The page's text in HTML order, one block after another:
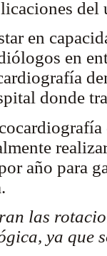
en
en
donde
año para
las
ya que